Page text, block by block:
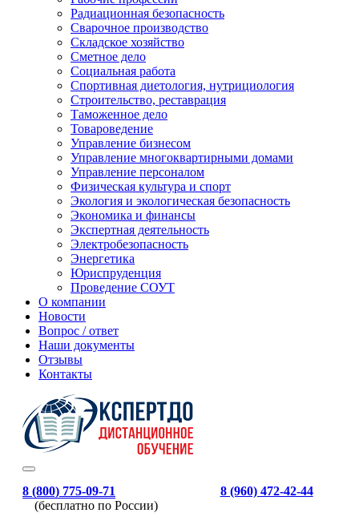
Радиационная безопасность
Сварочное производство
Складское хозяйство
Сметное дело
Социальная работа
Спортивная диетология, нутрициология
Строительство, реставрация
Таможенное дело
Товароведение
Управление бизнесом
Управление многоквартирными домами
Управление персоналом
Физическая культура и спорт
Экология и экологическая безопасность
Экономика и финансы
Экспертная деятельность
Электробезопасность
Энергетика
Юриспруденция
Проведение СОУТ
О компании
Новости
Вопрос / ответ
Наши документы
Отзывы
Контакты
8 (800) 775-09-71
(бесплатно по России)
8 (960) 472-42-44